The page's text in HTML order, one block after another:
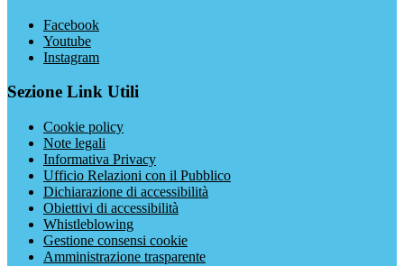
Facebook
Youtube
Instagram
Sezione Link Utili
Cookie policy
Note legali
Informativa Privacy
Ufficio Relazioni con il Pubblico
Dichiarazione di accessibilità
Obiettivi di accessibilità
Whistleblowing
Gestione consensi cookie
Amministrazione trasparente